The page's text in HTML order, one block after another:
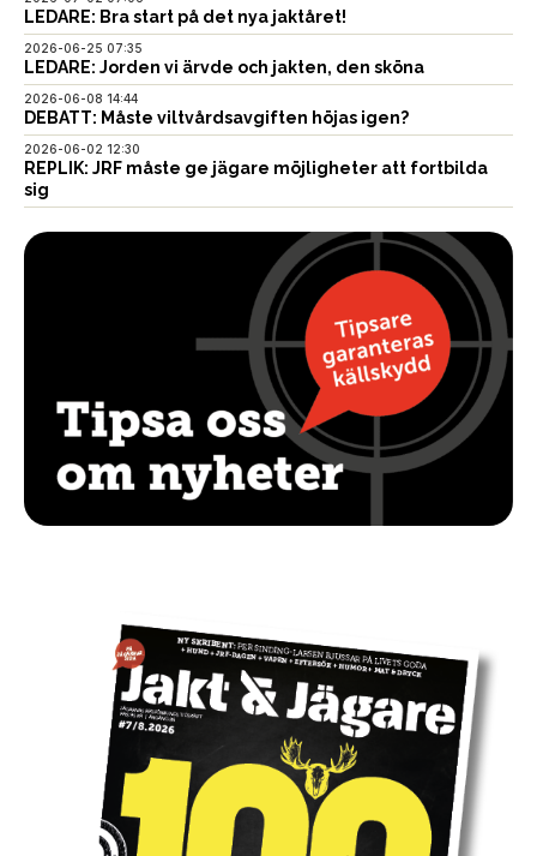
LEDARE: Bra start på det nya jaktåret!
2026-06-25 07:35
LEDARE: Jorden vi ärvde och jakten, den sköna
2026-06-08 14:44
DEBATT: Måste viltvårdsavgiften höjas igen?
2026-06-02 12:30
REPLIK: JRF måste ge jägare möjligheter att fortbilda
sig